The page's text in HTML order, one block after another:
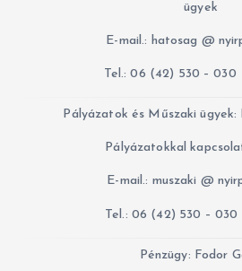
ügyek
E-mail.: hatosag @
Tel.: 06 (42) 530 – 030
Pályázatok és Műszaki
Pályázatokkal
E-mail.: muszaki @
Tel.: 06 (42) 530 – 030
Pénzügy: Fodor